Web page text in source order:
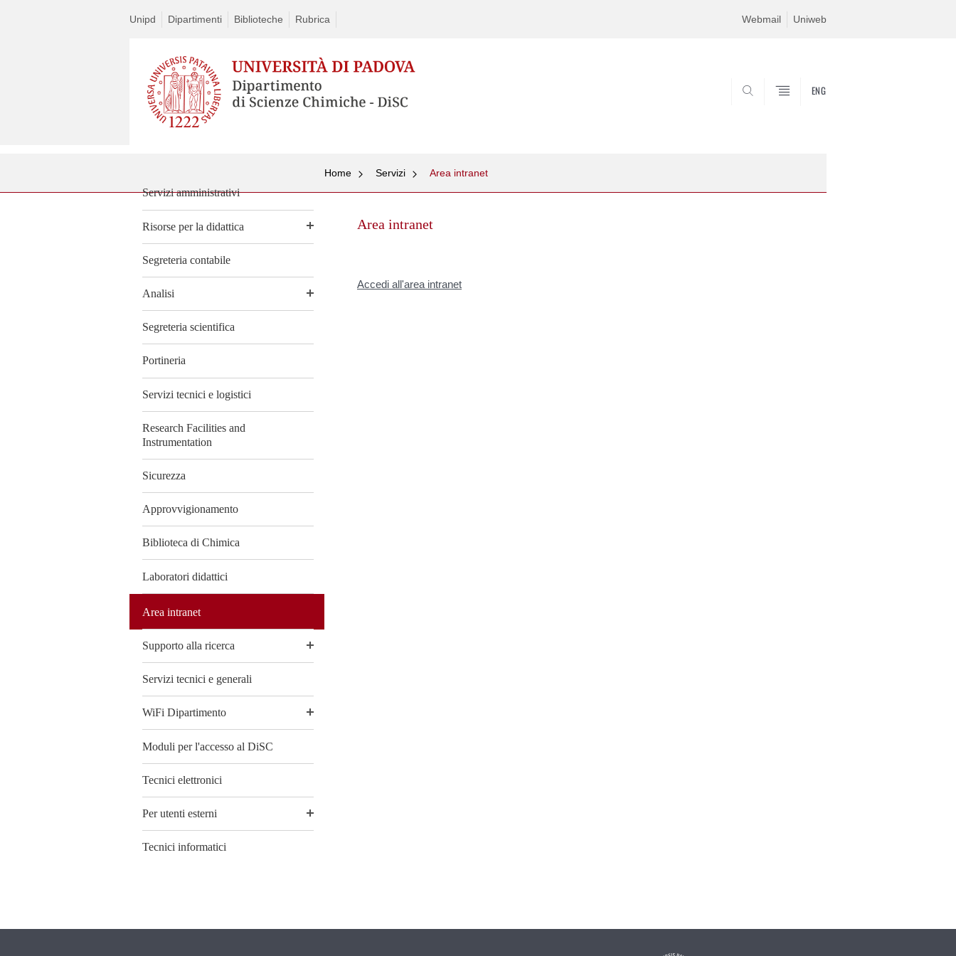
Unipd Dipartimenti Biblioteche Rubrica Webmail Uniweb
ENG
Servizi amministrativi
Risorse per la didattica
Segreteria contabile
Analisi
Segreteria scientifica
Portineria
Servizi tecnici e logistici
Research Facilities and
Instrumentation
Sicurezza
Approvvigionamento
Biblioteca di Chimica
Laboratori didattici
Area intranet
Supporto alla ricerca
Servizi tecnici e generali
WiFi Dipartimento
Moduli per l'accesso al DiSC
Tecnici elettronici
Per utenti esterni
Tecnici informatici
to
Home Servizi Area intranet
Area intranet
Accedi all'area intranet